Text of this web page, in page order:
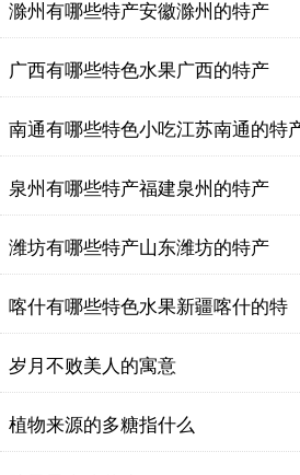
滁州有哪些特产安徽滁州的特产
广西有哪些特色水果广西的特产
南通有哪些特色小吃江苏南通的特
泉州有哪些特产福建泉州的特产
潍坊有哪些特产山东潍坊的特产
喀什有哪些特色水果新疆喀什的特
岁月不败美人的寓意
植物来源的多糖指什么